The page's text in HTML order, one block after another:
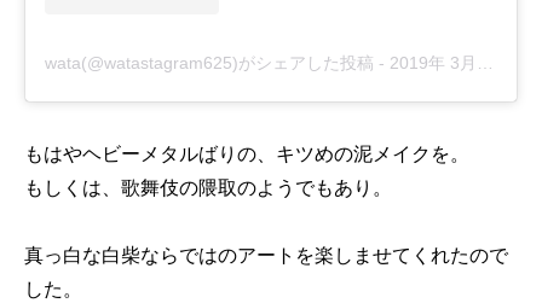
wata(@watastagram625)がシェアした投稿 - 2019年 3月月27日午前2時50分PDT
もはやヘビーメタルばりの、キツめの泥メイクを。
もしくは、歌舞伎の隈取のようでもあり。
真っ白な白柴ならではのアートを楽しませてくれたので
した。